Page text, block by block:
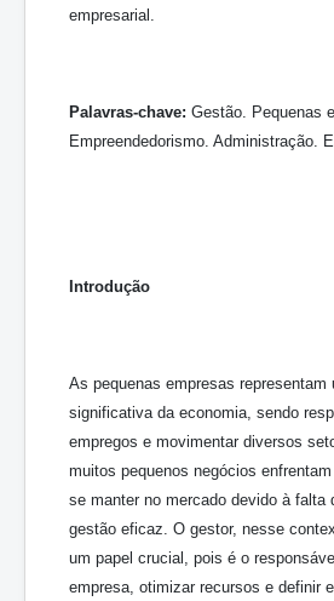
empresarial.
Palavras-chave: Gestão. Pequenas
Empreendedorismo. Administração.
Introdução
As pequenas empresas representam
significativa da economia, sendo
empregos e movimentar diversos
muitos pequenos negócios
se manter no mercado devido à falta
gestão eficaz. O gestor, nesse
um papel crucial, pois é o
empresa, otimizar recursos e definir